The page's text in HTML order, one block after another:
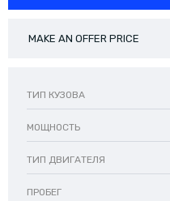
MAKE AN OFFER PRICE
ТИП КУЗОВА
МОЩНОСТЬ
ТИП ДВИГАТЕЛЯ
ПРОБЕГ